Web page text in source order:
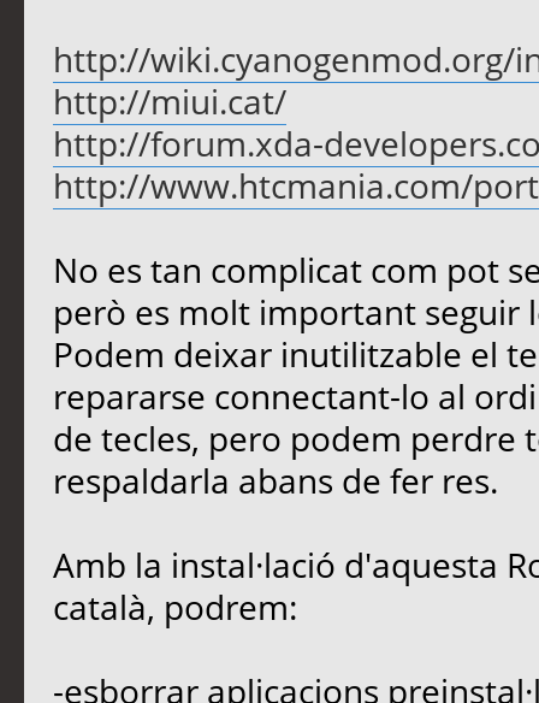
http://wiki.cyanogenmod.org/
http://miui.cat/
http://forum.xda-
http://www.htcmania.com/
No es tan complicat com pot
però es molt important seguir
Podem deixar inutilitzable el
repararse connectant-lo al
de tecles, pero podem perdre
respaldarla abans de fer res.
Amb la instal·lació d'aquesta
català, podrem:
-esborrar aplicacions